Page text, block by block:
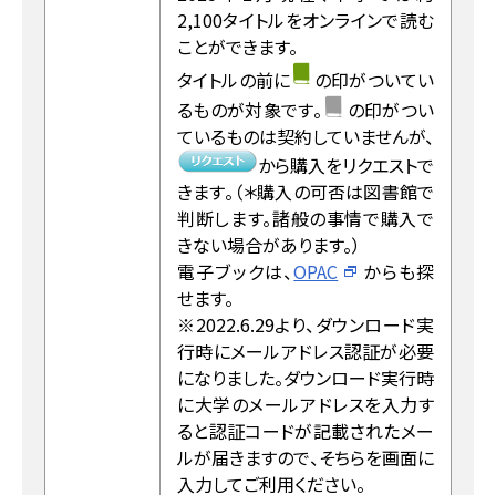
2,100タイトルをオンラインで読む
ことができます。
タイトルの前に
の印がついてい
るものが対象です。
の印がつい
ているものは契約していませんが、
から購入をリクエストで
きます。（＊購入の可否は図書館で
判断します。諸般の事情で購入で
きない場合があります。）
電子ブックは、OPAC
からも探
せます。
※2022.6.29より、ダウンロード実
行時にメールアドレス認証が必要
になりました。ダウンロード実行時
に大学のメールアドレスを入力す
ると認証コードが記載されたメー
ルが届きますので、そちらを画面に
入力してご利用ください。